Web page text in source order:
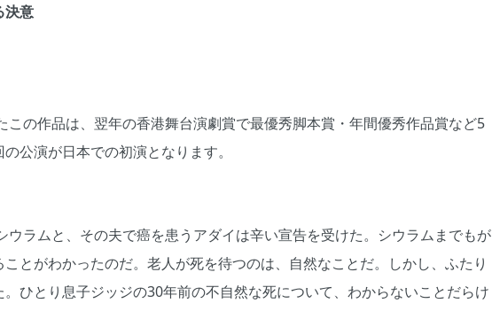
決意
この作品は、翌年の香港舞台演劇賞で最優秀脚本賞・年間優秀作品賞など5
公演が日本での初演となります。
ウラムと、その夫で癌を患うアダイは辛い宣告を受けた。シウラムまでもが
とがわかったのだ。老人が死を待つのは、自然なことだ。しかし、ふたり
ひとり息子ジッジの30年前の不自然な死について、わからないことだらけ